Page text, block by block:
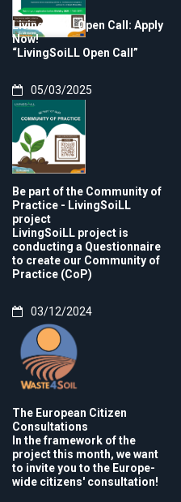
LivingSoiLL Open Call: Apply
Now!
“LivingSoiLL Open Call”
05/03/2025
Be part of the Community of
Practice - LivingSoiLL
project
LivingSoiLL project is
conducting a Questionnaire
to create our Community of
Practice (CoP)
03/12/2024
The European Citizen
Consultations
In the framework of the
project this month, we want
to invite you to the Europe-
wide citizens' consultation!